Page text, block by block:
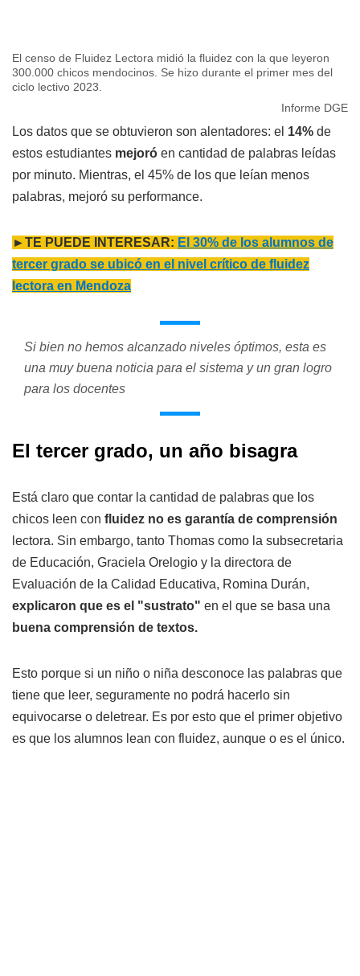
El censo de Fluidez Lectora midió la fluidez con la que leyeron
300.000 chicos mendocinos. Se hizo durante el primer mes del
ciclo lectivo 2023.
Informe DGE
Los datos que se obtuvieron son alentadores: el 14% de
estos estudiantes mejoró en cantidad de palabras leídas
por minuto. Mientras, el 45% de los que leían menos
palabras, mejoró su performance.
►TE PUEDE INTERESAR: El 30% de los alumnos de
tercer grado se ubicó en el nivel crítico de fluidez
lectora en Mendoza
Si bien no hemos alcanzado niveles óptimos, esta es
una muy buena noticia para el sistema y un gran logro
para los docentes
El tercer grado, un año bisagra
Está claro que contar la cantidad de palabras que los
chicos leen con fluidez no es garantía de comprensión
lectora. Sin embargo, tanto Thomas como la subsecretaria
de Educación, Graciela Orelogio y la directora de
Evaluación de la Calidad Educativa, Romina Durán,
explicaron que es el "sustrato" en el que se basa una
buena comprensión de textos.
Esto porque si un niño o niña desconoce las palabras que
tiene que leer, seguramente no podrá hacerlo sin
equivocarse o deletrear. Es por esto que el primer objetivo
es que los alumnos lean con fluidez, aunque o es el único.